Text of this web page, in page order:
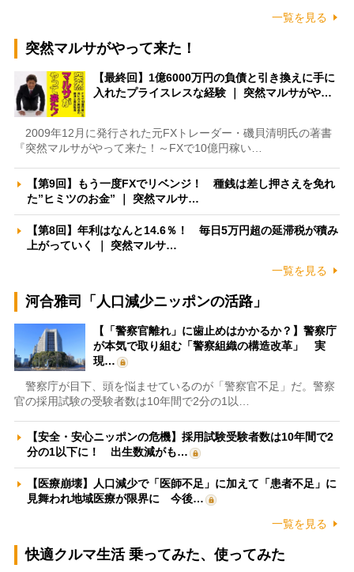
一覧を見る
突然マルサがやって来た！
【最終回】1億6000万円の負債と引き換えに手に
入れたプライスレスな経験 ｜ 突然マルサがや…
2009年12月に発行された元FXトレーダー・磯貝清明氏の著書
『突然マルサがやって来た！～FXで10億円稼い…
【第9回】もう一度FXでリベンジ！ 種銭は差し押さえを免れ
た”ヒミツのお金” ｜ 突然マルサ…
【第8回】年利はなんと14.6％！ 毎日5万円超の延滞税が積み
上がっていく ｜ 突然マルサ…
一覧を見る
河合雅司「人口減少ニッポンの活路」
【「警察官離れ」に歯止めはかかるか？】警察庁
が本気で取り組む「警察組織の構造改革」 実
現…
警察庁が目下、頭を悩ませているのが「警察官不足」だ。警察
官の採用試験の受験者数は10年間で2分の1以…
【安全・安心ニッポンの危機】採用試験受験者数は10年間で2
分の1以下に！ 出生数減がも…
【医療崩壊】人口減少で「医師不足」に加えて「患者不足」に
見舞われ地域医療が限界に 今後…
一覧を見る
快適クルマ生活 乗ってみた、使ってみた